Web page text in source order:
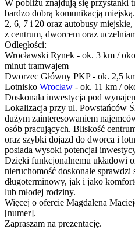
W pobliżu znajdują się przystanki
bardzo dobrą komunikacją
2, 6, 7 i 20 oraz autobusy
z centrum, dworcem oraz
Odległości:
Wrocławski Rynek - ok. 3 km /
minut tramwajem
Dworzec Główny PKP - ok. 2,5
Lotnisko Wrocław - ok. 11 km /
Doskonała inwestycja pod
Lokalizacja przy ul. Powstańców
dużym zainteresowaniem
osób pracujących. Bliskość
oraz szybki dojazd do dworca i
posiada wysoki potencjał
Dzięki funkcjonalnemu układowi
nieruchomość doskonale
długoterminowy, jak i jako
lub młodej rodziny.
Więcej o ofercie Magdalena
[numer].
Zapraszam na prezentację.